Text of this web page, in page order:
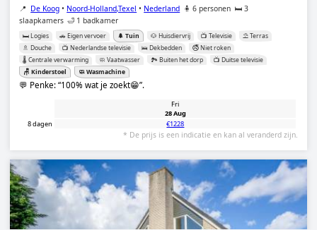
📍 De Koog • Noord-Holland,Texel • Nederland 🧍 6 personen 🛏️ 3
slaapkamers 🛁 1 badkamer
🛏️ Logies 🚗 Eigen vervoer 🌲 Tuin 🐶 Huisdiervrij 📺 Televisie
⛱️ Terras
🚿 Douche
📺 Nederlandse televisie 🛌 Dekbedden
🚭 Niet roken
🌡️ Centrale verwarming
🧼 Vaatwasser 🏞️ Buiten het dorp
📺 Duitse televisie
🪑 Kinderstoel
🧼 Wasmachine
💬 Penke: 100% wat je zoekt😁 .
Fri
28 Aug
8 dagen
€1228
* De prijs is een indicatie en kan al veranderd zijn.